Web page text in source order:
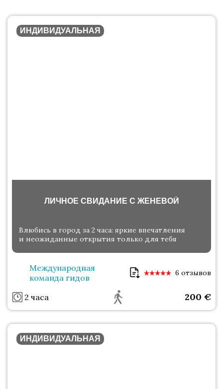
ИНДИВИДУАЛЬНАЯ
ЛИЧНОЕ СВИДАНИЕ С ЖЕНЕВОЙ
Влюбись в город за 2 часа: яркие впечатления
и неожиданные открытия только для тебя
Международная
команда гидов
6 отзывов
2 часа 200 €
ИНДИВИДУАЛЬНАЯ